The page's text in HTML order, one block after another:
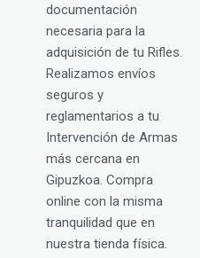
documentación
necesaria para la
adquisición de tu Rifles.
Realizamos envíos
seguros y
reglamentarios a tu
Intervención de Armas
más cercana en
Gipuzkoa. Compra
online con la misma
tranquilidad que en
nuestra tienda física.